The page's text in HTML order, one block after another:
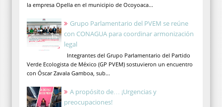
la empresa Opella en el municipio de Ocoyoaca...
Grupo Parlamentario del PVEM se reúne
con CONAGUA para coordinar armonización
legal
Integrantes del Grupo Parlamentario del Partido
Verde Ecologista de México (GP PVEM) sostuvieron un encuentro
con Óscar Zavala Gamboa, sub...
A propósito de… ¡Urgencias y
preocupaciones!